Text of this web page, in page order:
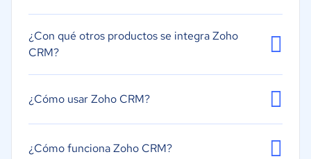
¿Con qué otros productos se integra Zoho
CRM?
¿Cómo usar Zoho CRM?
¿Cómo funciona Zoho CRM?